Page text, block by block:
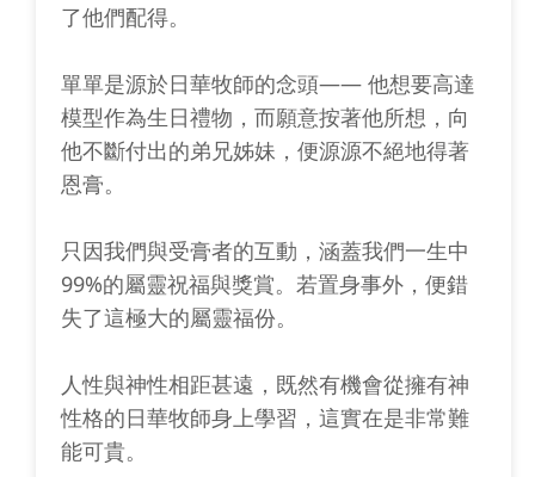
了他們配得。
單單是源於日華牧師的念頭—— 他想要高達
模型作為生日禮物，而願意按著他所想，向
他不斷付出的弟兄姊妹，便源源不絕地得著
恩膏。
只因我們與受膏者的互動，涵蓋我們一生中
99%的屬靈祝福與獎賞。若置身事外，便錯
失了這極大的屬靈福份。
人性與神性相距甚遠，既然有機會從擁有神
性格的日華牧師身上學習，這實在是非常難
能可貴。